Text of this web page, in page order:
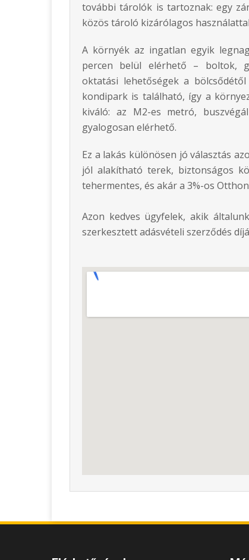
további tárolók is tartoznak: egy
közös tároló kizárólagos
A környék az ingatlan egyik
percen belül elérhető – boltok,
oktatási lehetőségek a
kondipark is található, így a
kiváló: az M2-es metró,
gyalogosan elérhető.
Ez a lakás különösen jó választás
jól alakítható terek, biztonságos
tehermentes, és akár a 3%-os
Azon kedves ügyfelek, akik
szerkesztett adásvételi szerződés